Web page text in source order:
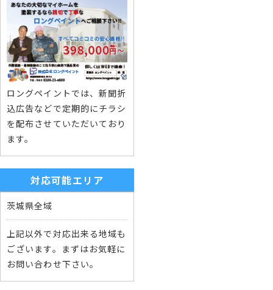
ロングペイントでは、新聞折
込広告などで定期的にチラシ
を配布させていただいており
ます。
対応可能エリア
茨城県全域
上記以外で対応出来る地域も
ございます。まずはお気軽に
お問い合わせ下さい。